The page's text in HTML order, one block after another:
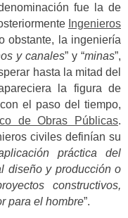
fue la de
Ingenieros
obstante, la ingeniería
y canales” y “minas”,
hasta la mitad del
la figura de
el paso del tiempo,
de Obras Públicas.
civiles definían su
práctica del
diseño y producción o
constructivos,
para el hombre”.